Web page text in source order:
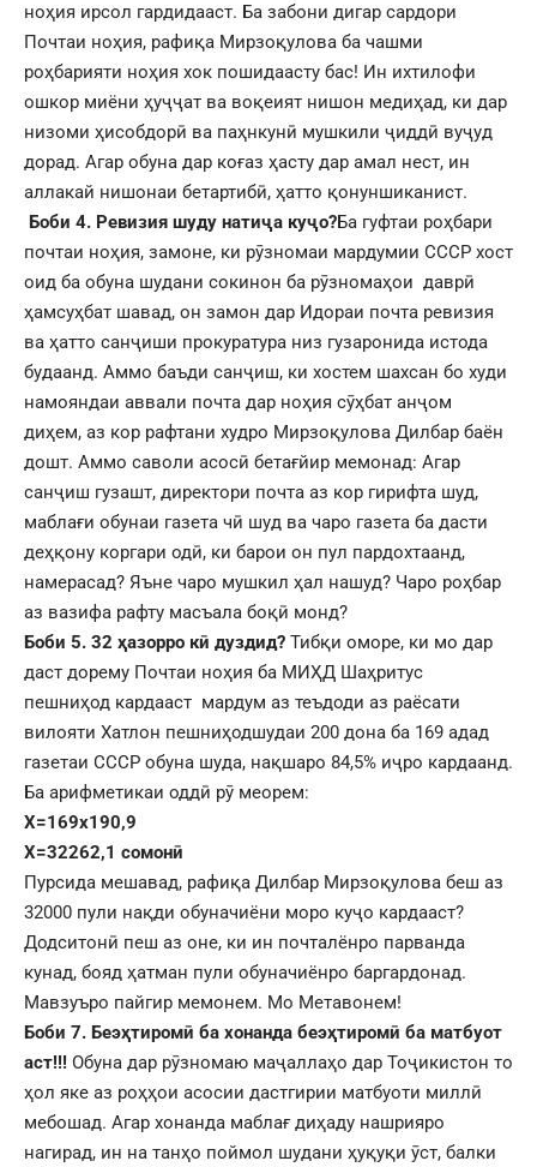
ноҳия ирсол гардидааст. Ба забони дигар сардори
Почтаи ноҳия, рафиқа Мирзоқулова ба чашми
роҳбарияти ноҳия хок пошидаасту бас! Ин ихтилофи
ошкор миёни ҳуҷҷат ва воқеият нишон медиҳад, ки дар
низоми ҳисобдорӣ ва паҳнкунӣ мушкили ҷиддӣ вуҷуд
дорад. Агар обуна дар коғаз ҳасту дар амал нест, ин
аллакай нишонаи бетартибӣ, ҳатто қонуншиканист.
Боби 4. Ревизия шуду натиҷа куҷо?Ба гуфтаи роҳбари
почтаи ноҳия, замоне, ки рӯзномаи мардумии СССР хост
оид ба обуна шудани сокинон ба рӯзномаҳои даврӣ
ҳамсуҳбат шавад, он замон дар Идораи почта ревизия
ва ҳатто санҷиши прокуратура низ гузаронида истода
будаанд. Аммо баъди санҷиш, ки хостем шахсан бо худи
намояндаи аввали почта дар ноҳия сӯҳбат анҷом
диҳем, аз кор рафтани худро Мирзоқулова Дилбар баён
дошт. Аммо саволи асосӣ бетағйир мемонад: Агар
санҷиш гузашт, директори почта аз кор гирифта шуд,
маблағи обунаи газета чӣ шуд ва чаро газета ба дасти
деҳқону коргари одӣ, ки барои он пул пардохтаанд,
намерасад? Яъне чаро мушкил ҳал нашуд? Чаро роҳбар
аз вазифа рафту масъала боқӣ монд?
Боби 5. 32 ҳазорро кӣ дуздид? Тибқи оморе, ки мо дар
даст дорему Почтаи ноҳия ба МИҲД Шаҳритус
пешниҳод кардааст мардум аз теъдоди аз раёсати
вилояти Хатлон пешниҳодшудаи 200 дона ба 169 адад
газетаи СССР обуна шуда, нақшаро 84,5% иҷро кардаанд.
Ба арифметикаи оддӣ рӯ меорем:
Х=169х190,9
Х=32262,1 сомонӣ
Пурсида мешавад, рафиқа Дилбар Мирзоқулова беш аз
32000 пули нақди обуначиёни моро куҷо кардааст?
Додситонӣ пеш аз оне, ки ин почталёнро парванда
кунад, бояд ҳатман пули обуначиёнро баргардонад.
Мавзуъро пайгир мемонем. Мо Метавонем!
Боби 7. Беэҳтиромӣ ба хонанда беэҳтиромӣ ба матбуот
аст!!! Обуна дар рӯзномаю маҷаллаҳо дар Тоҷикистон то
ҳол яке аз роҳҳои асосии дастгирии матбуоти миллӣ
мебошад. Агар хонанда маблағ диҳаду нашрияро
нагирад, ин на танҳо поймол шудани ҳуқуқи ӯст, балки